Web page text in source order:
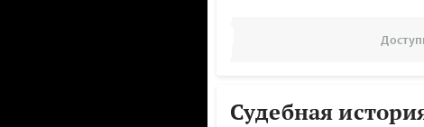
Судебная